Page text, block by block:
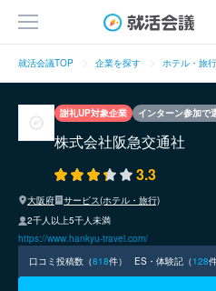
就活会議TOP 企業を探す ホテル・旅
謝礼UP対象企業 インターン参加で
株式会社阪急交通社
3.3
大阪府
サービス(ホテル・旅行)
2千人以上5千人未満
https://www.hankyu-travel.com/
口コミ投稿数（818件） ES・体験記（128